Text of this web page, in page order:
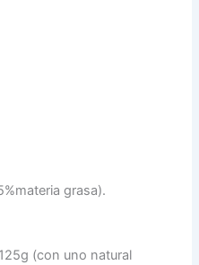
grasa).
(con uno natural